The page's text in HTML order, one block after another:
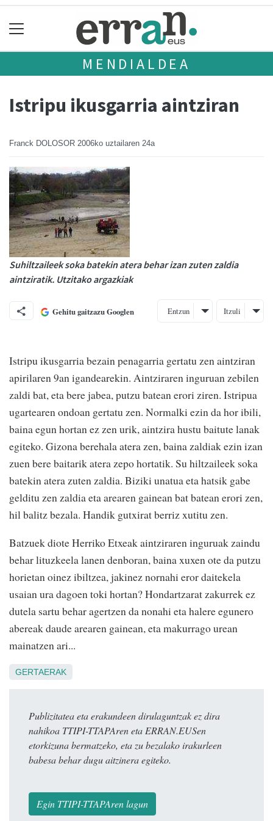
MENDIALDEA
Istripu ikusgarria aintziran
Franck DOLOSOR 2006ko uztailaren 24a
Suhiltzaileek soka batekin atera behar izan zuten zaldia
aintziratik. Utzitako argazkiak
Gehitu gaitzazu Googlen Entzun Itzuli
Istripu ikusgarria bezain penagarria gertatu zen aintziran
apirilaren 9an igandearekin. Aintziraren inguruan zebilen
zaldi bat, eta bere jabea, putzu batean erori ziren. Istripua
ugartearen ondoan gertatu zen. Normalki ezin da hor ibili,
baina egun hortan ez zen urik, aintzira hustu baitute lanak
egiteko. Gizona berehala atera zen, baina zaldiak ezin izan
zuen bere baitarik atera zepo hortatik. Su hiltzaileek soka
batekin atera zuten zaldia. Biziki unatua eta hatsik gabe
gelditu zen zaldia eta arearen gainean bat batean erori zen,
hil balitz bezala. Handik gutxirat berriz xutitu zen.
Batzuek diote Herriko Etxeak aintziraren inguruak zaindu
behar lituzkeela lanen denboran, baina xuxen ote da putzu
horietan oinez ibiltzea, jakinez nornahi eror daitekela
usaian ura dagoen toki hortan? Hondartzarat zakurrek ez
dutela sartu behar agertzen da nonahi eta halere egunero
abereak daude arearen gainean, eta makurrago urean
mainatzen ari...
GERTAERAK
Publizitatea eta erakundeen dirulaguntzak ez dira
nahikoa TTIPI-TTAPAren eta ERRAN.EUSen
etorkizuna bermatzeko, eta zu bezalako irakurleen
babesa behar dugu aitzinera egiteko.
Egin TTIPI-TTAPAren lagun